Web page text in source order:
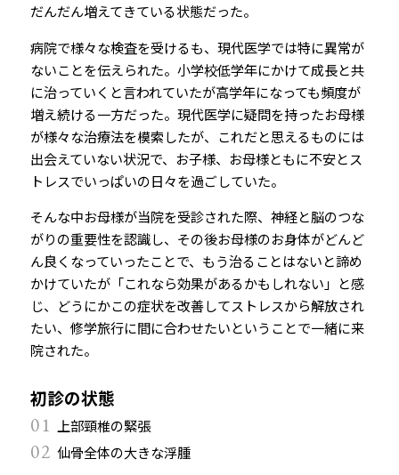
だんだん増えてきている状態だった。
病院で様々な検査を受けるも、現代医学では特に異常が
ないことを伝えられた。小学校低学年にかけて成長と共
に治っていくと言われていたが高学年になっても頻度が
増え続ける一方だった。現代医学に疑問を持ったお母様
が様々な治療法を模索したが、これだと思えるものには
出会えていない状況で、お子様、お母様ともに不安とス
トレスでいっぱいの日々を過ごしていた。
そんな中お母様が当院を受診された際、神経と脳のつな
がりの重要性を認識し、その後お母様のお身体がどんど
ん良くなっていったことで、もう治ることはないと諦め
かけていたが「これなら効果があるかもしれない」と感
じ、どうにかこの症状を改善してストレスから解放され
たい、修学旅行に間に合わせたいということで一緒に来
院された。
初診の状態
01
上部頸椎の緊張
02 仙骨全体の大きな浮腫